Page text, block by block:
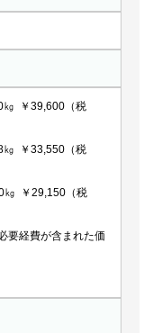
㎏ ￥39,600（税
㎏ ￥33,550（税
㎏ ￥29,150（税
要経費が含まれた価